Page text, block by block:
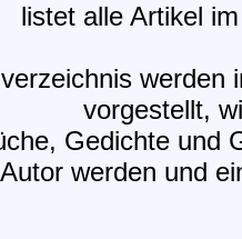
listet alle Artikel
vorgestellt,
Gedichte und
werden und